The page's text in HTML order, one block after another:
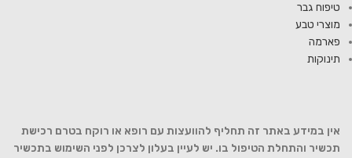
טיפוח גבר
מוצרי טבע
פארמה
תינוקות
אין במידע באתר זה תחליף להוועצות עם רופא או רוקח בטרם רכישת
תכשיר והתחלת הטיפול בו. יש לעיין בעלון לצרכן לפני השימוש בתכשיר